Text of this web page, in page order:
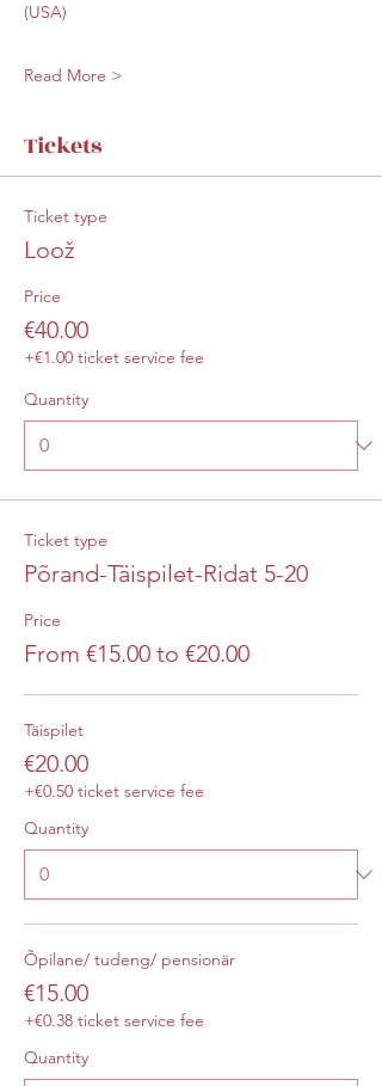
(USA)
Read More >
Tickets
Ticket type
Loož
Price
€40.00
+€1.00 ticket service fee
Quantity
Ticket type
Põrand-Täispilet-Ridat 5-20
Price
From €15.00 to €20.00
Täispilet
€20.00
+€0.50 ticket service fee
Quantity
Õpilane/ tudeng/ pensionär
€15.00
+€0.38 ticket service fee
Quantity